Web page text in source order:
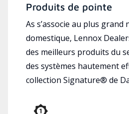
Produits de pointe
As s’associe au plus
domestique, Lennox
des meilleurs produits du
des systèmes hautement
collection Signature® de